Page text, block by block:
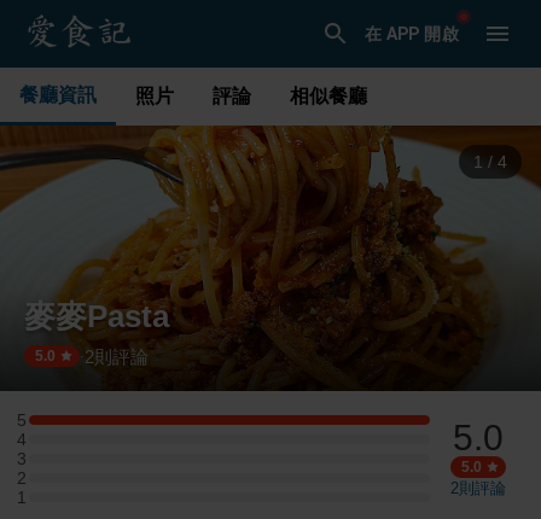
在 APP 開啟
餐廳資訊 照片 評論 相似餐廳
2 / 4
麥麥Pasta
5.0 ·2則評論
5
5 星：1 則評論
4
4 星：0 則評論
3
3 星：0 則評論
2
2 星：0 則評論
1
1 星：0 則評論
5.0
5.0
2則評論